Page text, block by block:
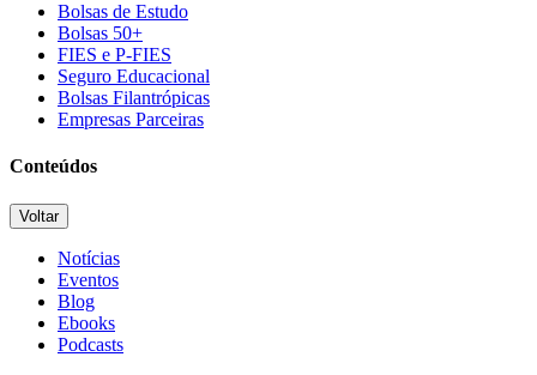
Bolsas de Estudo
Bolsas 50+
FIES e P-FIES
Seguro Educacional
Bolsas Filantrópicas
Empresas Parceiras
Conteúdos
Voltar
Notícias
Eventos
Blog
Ebooks
Podcasts